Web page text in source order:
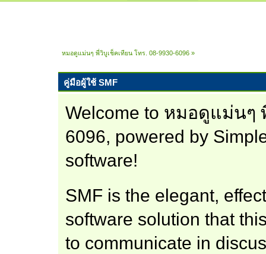
หมอดูแม่นๆ พี่วิบูเช็คเทียน โทร. 08-9930-6096 »
คู่มือผู้ใช้ SMF
Welcome to หมอดูแม่นๆ
6096, powered by
software!
SMF is the elegant,
software solution that
to communicate in